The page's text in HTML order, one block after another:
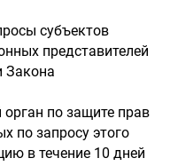
субъектов
представителей
Закона
по защите прав
по запросу этого
в течение 10 дней